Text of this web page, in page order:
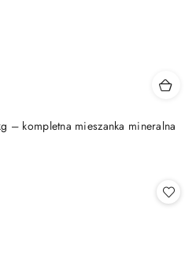
– kompletna mieszanka mineralna